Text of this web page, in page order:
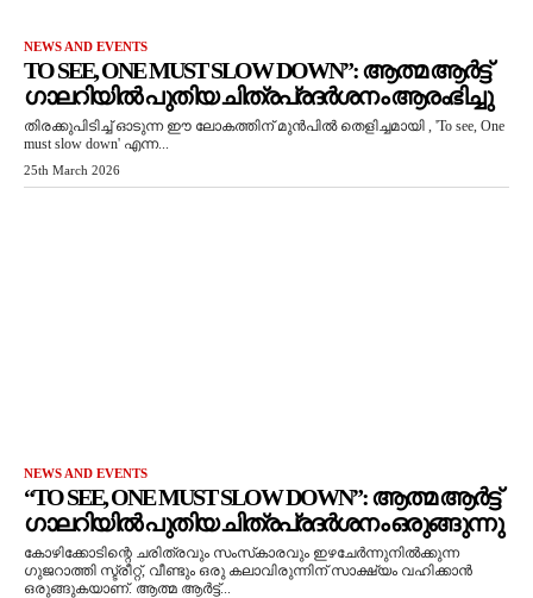
NEWS AND EVENTS
TO SEE, ONE MUST SLOW DOWN”: ആത്മ ആർട്ട്
ഗാലറിയിൽ പുതിയ ചിത്രപ്രദർശനം ആരംഭിച്ചു
തിരക്കുപിടിച്ച് ഓടുന്ന ഈ ലോകത്തിന് മുൻപിൽ തെളിച്ചമായി , 'To see, One
must slow down' എന്ന...
25th March 2026
NEWS AND EVENTS
“TO SEE, ONE MUST SLOW DOWN”: ആത്മ ആർട്ട്
ഗാലറിയിൽ പുതിയ ചിത്രപ്രദർശനം ഒരുങ്ങുന്നു
കോഴിക്കോടിന്റെ ചരിത്രവും സംസ്‌കാരവും ഇഴചേർന്നുനിൽക്കുന്ന
ഗുജറാത്തി സ്ട്രീറ്റ്, വീണ്ടും ഒരു കലാവിരുന്നിന് സാക്ഷ്യം വഹിക്കാൻ
ഒരുങ്ങുകയാണ്. ആത്മ ആർട്ട്...